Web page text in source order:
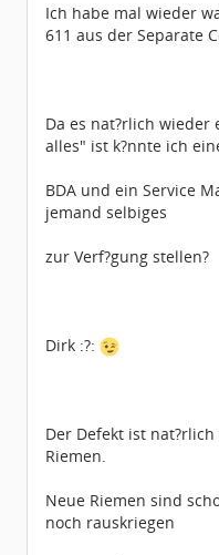
Ich habe mal wieder
611 aus der Separate
Da es nat?rlich wieder
alles" ist k?nnte ich
BDA und ein Service
jemand selbiges
zur Verf?gung stellen?
Dirk :?:
Der Defekt ist
Riemen.
Neue Riemen sind
noch rauskriegen